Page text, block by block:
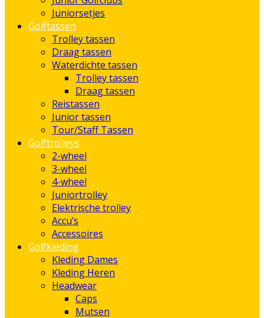
Juniorsetjes
Golftassen
Trolley tassen
Draag tassen
Waterdichte tassen
Trolley tassen
Draag tassen
Reistassen
Junior tassen
Tour/Staff Tassen
Golftrolleys
2-wheel
3-wheel
4-wheel
Juniortrolley
Elektrische trolley
Accu’s
Accessoires
Golfkleding
Kleding Dames
Kleding Heren
Headwear
Caps
Mutsen